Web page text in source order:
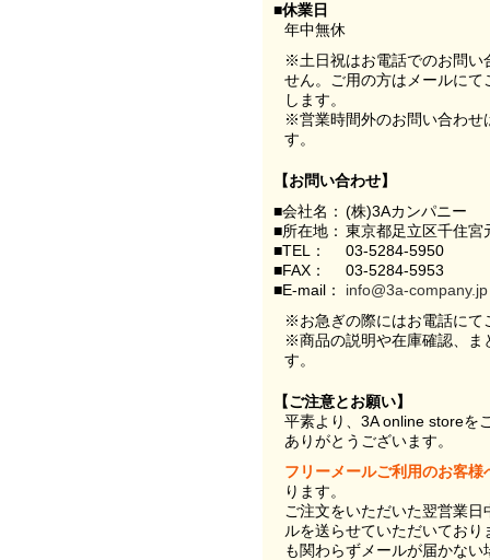
■休業日
年中無休
※土日祝はお電話でのお問い
せん。ご用の方はメールに
します。
※営業時間外のお問い合わせ
す。
【お問い合わせ】
■会社名： (株)3Aカンパニー
■所在地： 東京都足立区千住
■TEL：
03-5284-5950
■FAX：
03-5284-5953
■E-mail：
info@3a-company.jp
※お急ぎの際にはお電話にて
※商品の説明や在庫確認、ま
す。
【ご注意とお願い】
平素より、3A online storeを
ありがとうございます。
フリーメールご利用のお客様
ります。
ご注文をいただいた翌営業
ルを送らせていただいてお
も関わらずメールが届かない